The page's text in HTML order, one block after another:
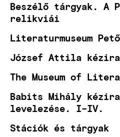
Beszélő tárgyak. A
relikviái
Literaturmuseum
József Attila
The Museum of
Babits Mihály
levelezése. I–IV.
Stációk és tárgyak